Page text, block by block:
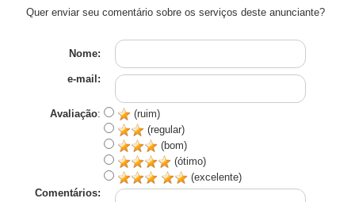
Quer enviar seu comentário sobre os serviços deste anunciante?
Nome:
e-mail:
Avaliação:
(ruim)
(regular)
(bom)
(ótimo)
(excelente)
Comentários: